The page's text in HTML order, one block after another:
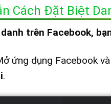
Cách Đặt Biệt
trên Facebook,
ứng dụng Facebook
.